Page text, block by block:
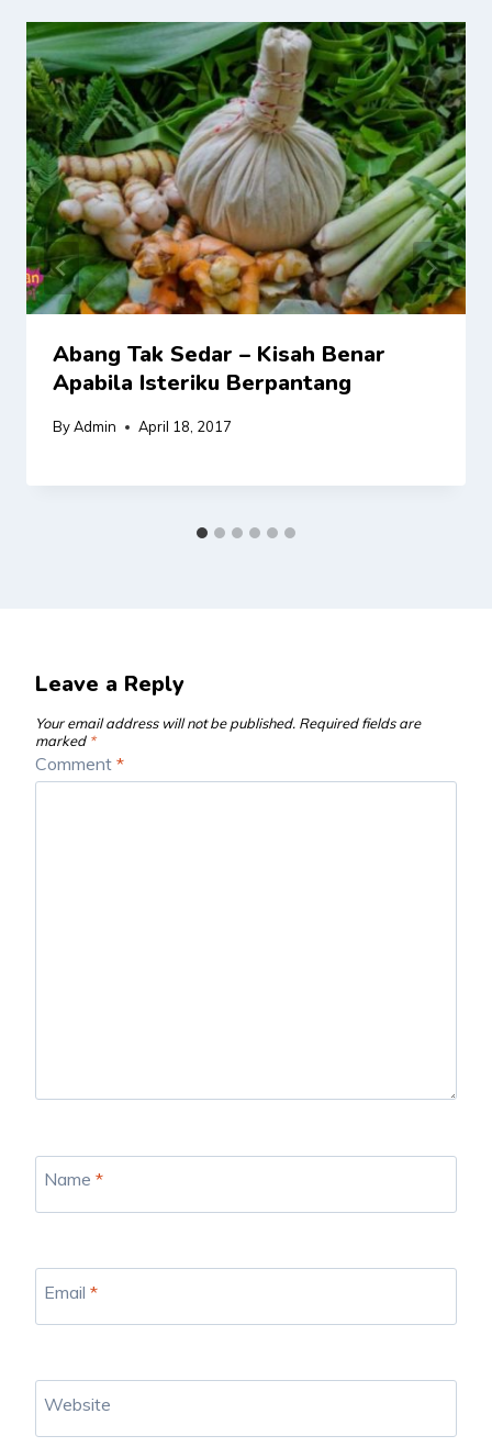
Abang Tak Sedar – Kisah Benar
Apabila Isteriku Berpantang
ByAdmin April 18, 2017
Leave a Reply
Your email address will not be published. Required fields are
marked *
Comment *
Name *
Email *
Website